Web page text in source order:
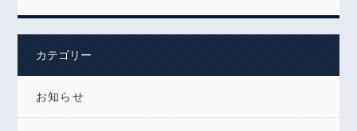
カテゴリー
お知らせ